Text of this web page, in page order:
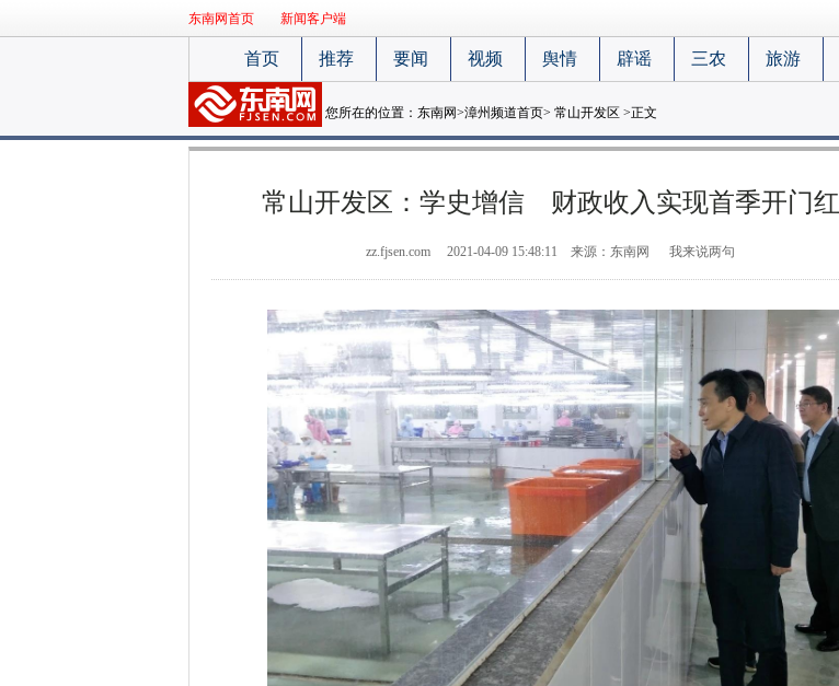
东南网首页 新闻客户端
首页 推荐 要闻 视频 舆情 辟谣 三农 旅游
您所在的位置： 东南网>漳州频道首页> 常山开发区 >正文
常山开发区：学史增信 财政收入实现首季开门红
zz.fjsen.com 2021-04-09 15:48:11 来源：东南网 我来说两句